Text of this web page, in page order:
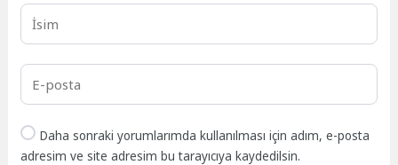
Daha sonraki yorumlarımda kullanılması için adım, e-posta
adresim ve site adresim bu tarayıcıya kaydedilsin.